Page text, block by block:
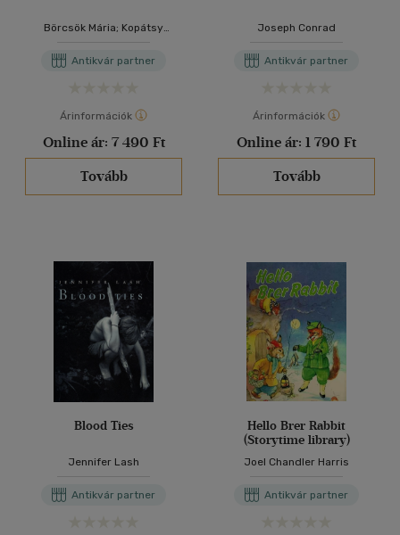
Börcsök Mária; Kopátsy
Antikvár partner
Árinformációk
Online ár: 7 490 Ft
Tovább
Joseph Conrad
Antikvár partner
Árinformációk
Online ár: 1 790 Ft
Tovább
Blood Ties
Jennifer Lash
Antikvár partner
Hello Brer Rabbit
(Storytime library)
Joel Chandler Harris
Antikvár partner